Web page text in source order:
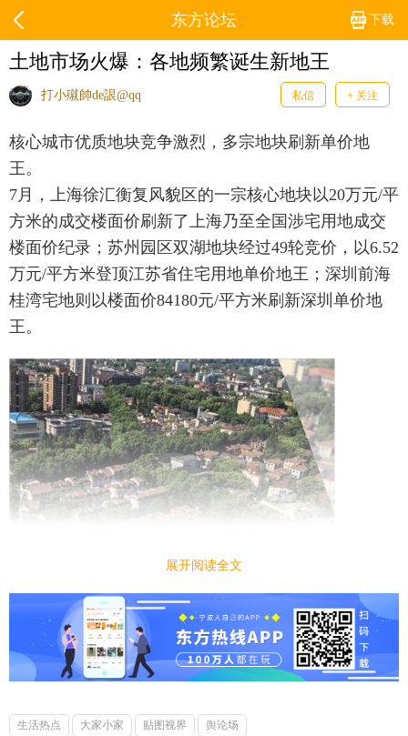
下载
东方论坛
土地市场火爆：各地频繁诞生新地王
打小殧帥de詪@qq 私信 + 关注
核心城市优质地块竞争激烈，多宗地块刷新单价地
王。
7月，上海徐汇衡复风貌区的一宗核心地块以20万元/平
方米的成交楼面价刷新了上海乃至全国涉宅用地成交
楼面价纪录；苏州园区双湖地块经过49轮竞价，以6.52
万元/平方米登顶江苏省住宅用地单价地王；深圳前海
桂湾宅地则以楼面价84180元/平方米刷新深圳单价地
王。
展开阅读全文
生活热点 大家小家 贴图视界 舆论场